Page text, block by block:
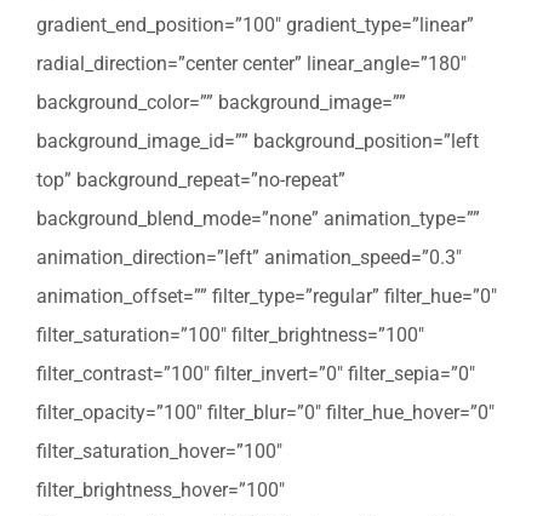
gradient_end_position=”100″ gradient_type=”linear”
radial_direction=”center center” linear_angle=”180″
background_color=”” background_image=””
background_image_id=”” background_position=”left
top” background_repeat=”no-repeat”
background_blend_mode=”none” animation_type=””
animation_direction=”left” animation_speed=”0.3″
animation_offset=”” filter_type=”regular” filter_hue=”0″
filter_saturation=”100″ filter_brightness=”100″
filter_contrast=”100″ filter_invert=”0″ filter_sepia=”0″
filter_opacity=”100″ filter_blur=”0″ filter_hue_hover=”0″
filter_saturation_hover=”100″
filter_brightness_hover=”100″